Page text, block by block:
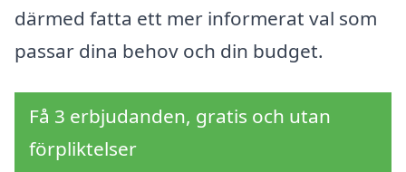
därmed fatta ett mer informerat val som
passar dina behov och din budget.
Få 3 erbjudanden, gratis och utan
förpliktelser